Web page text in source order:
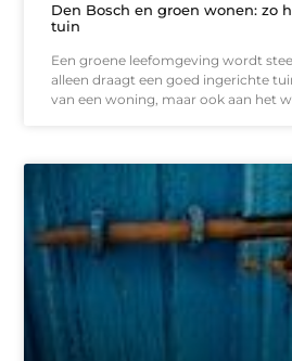
Den Bosch en groen wonen: zo
tuin
Een groene leefomgeving wordt
alleen draagt een goed ingerichte
van een woning, maar ook aan het